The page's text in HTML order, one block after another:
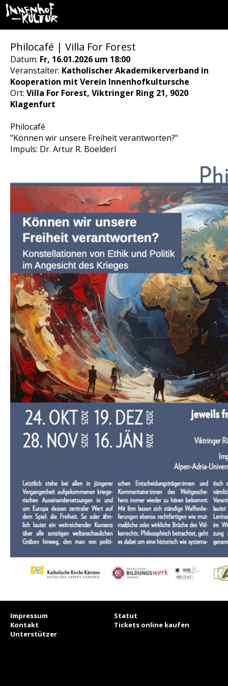
Philocafé | Villa For Forest
Datum: Fr, 16.01.2026 um 18:00
Veranstalter: Katholischer Akademikerverband in
Kooperation mit Verein Innenhofkultursche
Ort: Villa For Forest, Viktringer Ring 21, 9020
Klagenfurt
Philocafé
"Können wir unsere Freiheit verantworten?"
Impuls: Dr. Artur R. Boelderl
Impressum
Statut
Kontakt
Tickets online kaufen
Unterstützer